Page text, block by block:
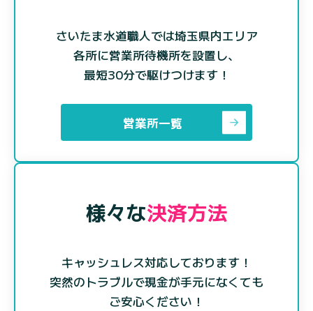
さいたま水道職人では埼玉県内エリア
各所に営業所待機所を設置し、
最短30分で駆けつけます！
営業所一覧
様々な決済方法
キャッシュレス対応しております！
突然のトラブルで現金が手元になくても
ご安心ください！